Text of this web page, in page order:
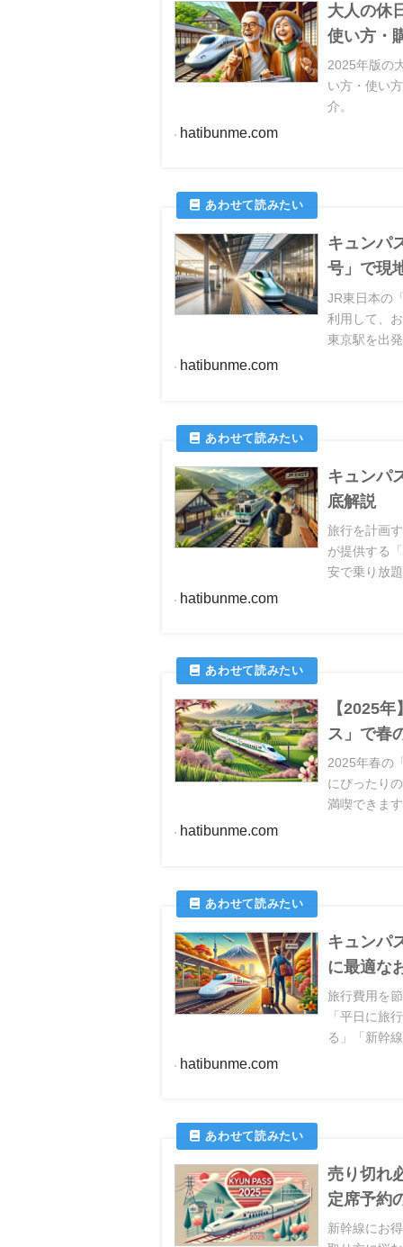
大人の休
使い方・
2025年版の
い方・使い
介。
hatibunme.com
キュンパ
号」で現
JR東日本の
利用して、
東京駅を出
hatibunme.com
キュンパ
底解説
旅行を計画
が提供する
安で乗り放
hatibunme.com
【2025
ス」で春
2025年春の
にぴったり
満喫できま
hatibunme.com
キュンパ
に最適な
旅行費用を
「平日に旅
る」「新幹
hatibunme.com
売り切れ
定席予約
新幹線にお